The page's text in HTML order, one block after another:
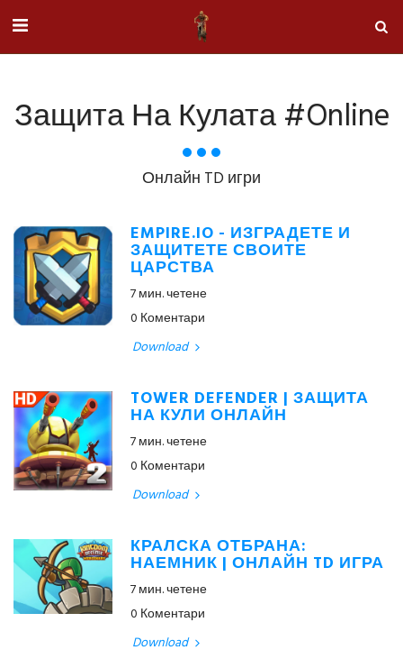
Защита На Кулата #online
Онлайн TD игри
EMPIRE.IO - ИЗГРАДЕТЕ И
ЗАЩИТЕТЕ СВОИТЕ
ЦАРСТВА
7 мин. четене
0 Коментари
Download
TOWER DEFENDER | ЗАЩИТА
НА КУЛИ ОНЛАЙН
7 мин. четене
0 Коментари
Download
КРАЛСКА ОТБРАНА:
НАЕМНИК | ОНЛАЙН TD ИГРА
7 мин. четене
0 Коментари
Download